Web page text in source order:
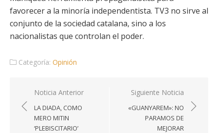
favorecer a la minoría independentista. TV3 no sirve al
conjunto de la sociedad catalana, sino a los
nacionalistas que controlan el poder.
Categoría: Opinión
Navegación
de
entradas
Noticia Anterior
LA DIADA, COMO
MERO MITIN
‘PLEBISCITARIO’
Siguiente Noticia
«GUANYAREM»: NO
PARAMOS DE
MEJORAR